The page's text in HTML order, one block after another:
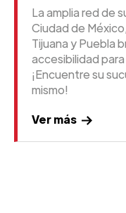
La amplia red de
Ciudad de
Tijuana y Puebla
accesibilidad
¡Encuentre su
mismo!
Ver más